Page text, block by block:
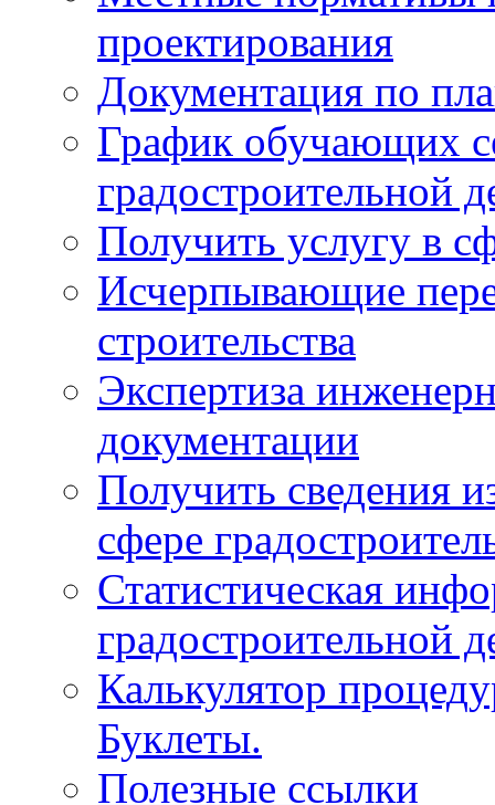
проектирования
Документация по
График обучающих
градостроительной
Получить услугу в
Исчерпывающие
строительства
Экспертиза
документации
Получить сведения
сфере
Статистическая
градостроительной
Калькулятор
Буклеты.
Полезные ссылки